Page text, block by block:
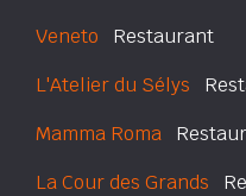
Veneto Restaurant
L'Atelier du Sélys
Mamma Roma
La Cour des Grands